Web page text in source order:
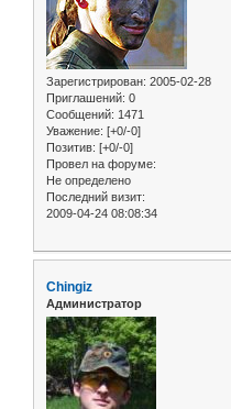
Зарегистрирован: 2005-02-28
Приглашений: 0
Сообщений: 1471
Уважение: [+0/-0]
Позитив: [+0/-0]
Провел на форуме:
Не определено
Последний визит:
2009-04-24 08:08:34
Chingiz
Администратор